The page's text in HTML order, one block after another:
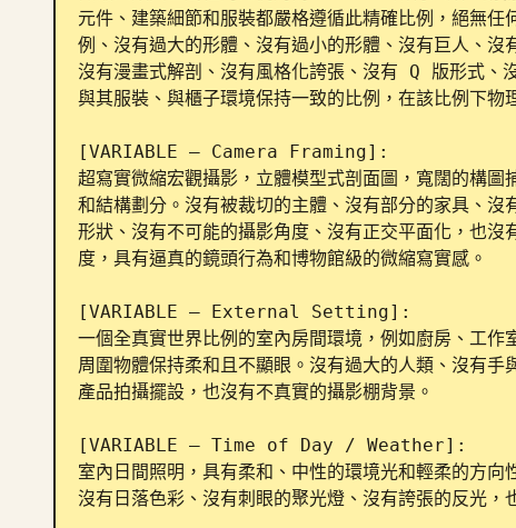
元件、建築細節和服裝都嚴格遵循此精確比例，絕無
例、沒有過大的形體、沒有過小的形體、沒有巨人、沒
沒有漫畫式解剖、沒有風格化誇張、沒有 Q 版形式、
與其服裝、與櫃子環境保持一致的比例，在該比例下物
[VARIABLE – Camera Framing]:
超寫實微縮宏觀攝影，立體模型式剖面圖，寬闊的構
和結構劃分。沒有被裁切的主體、沒有部分的家具、
形狀、沒有不可能的攝影角度、沒有正交平面化，也
度，具有逼真的鏡頭行為和博物館級的微縮寫實感。
[VARIABLE – External Setting]:
一個全真實世界比例的室內房間環境，例如廚房、工
周圍物體保持柔和且不顯眼。沒有過大的人類、沒有
產品拍攝擺設，也沒有不真實的攝影棚背景。
[VARIABLE – Time of Day / Weather]:
室內日間照明，具有柔和、中性的環境光和輕柔的方向
沒有日落色彩、沒有刺眼的聚光燈、沒有誇張的反光，